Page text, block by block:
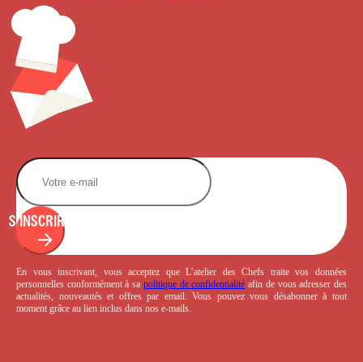
S'INSCRIRE
En vous inscrivant, vous acceptez que L’atelier des Chefs traite vos données
personnelles conformément à sa politique de confidentialité afin de vous adresser des
actualités, nouveautés et offres par email. Vous pouvez vous désabonner à tout
moment grâce au lien inclus dans nos e-mails.